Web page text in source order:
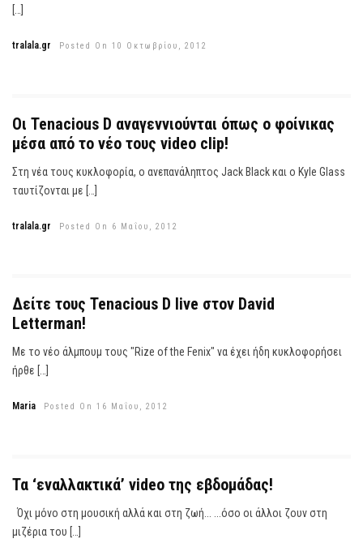
[…]
tralala.gr Posted On 10 Οκτωβρίου, 2012
Οι Tenacious D αναγεννιούνται όπως ο φοίνικας
μέσα από το νέο τους video clip!
Στη νέα τους κυκλοφορία, ο ανεπανάληπτος Jack Black και ο Kyle Glass
ταυτίζονται με […]
tralala.gr Posted On 6 Μαΐου, 2012
Δείτε τους Tenacious D live στον David
Letterman!
Με το νέο άλμπουμ τους "Rize of the Fenix" να έχει ήδη κυκλοφορήσει
ήρθε […]
Maria Posted On 16 Μαΐου, 2012
Τα ‘εναλλακτικά’ video της εβδομάδας!
Όχι μόνο στη μουσική αλλά και στη ζωή... ...όσο οι άλλοι ζουν στη
μιζέρια του […]